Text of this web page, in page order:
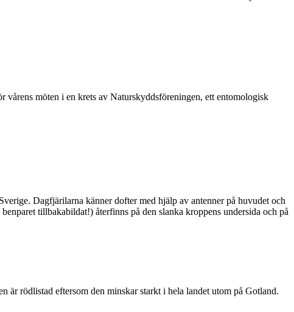
möten i en krets av Naturskyddsföreningen, ett entomologisk
Dagfjärilarna känner dofter med hjälp av antenner på huvudet och
tillbakabildat!) återfinns på den slanka kroppens undersida och på
rödlistad eftersom den minskar starkt i hela landet utom på Gotland.